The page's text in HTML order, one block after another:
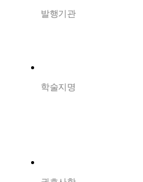
발행기관
학술지명